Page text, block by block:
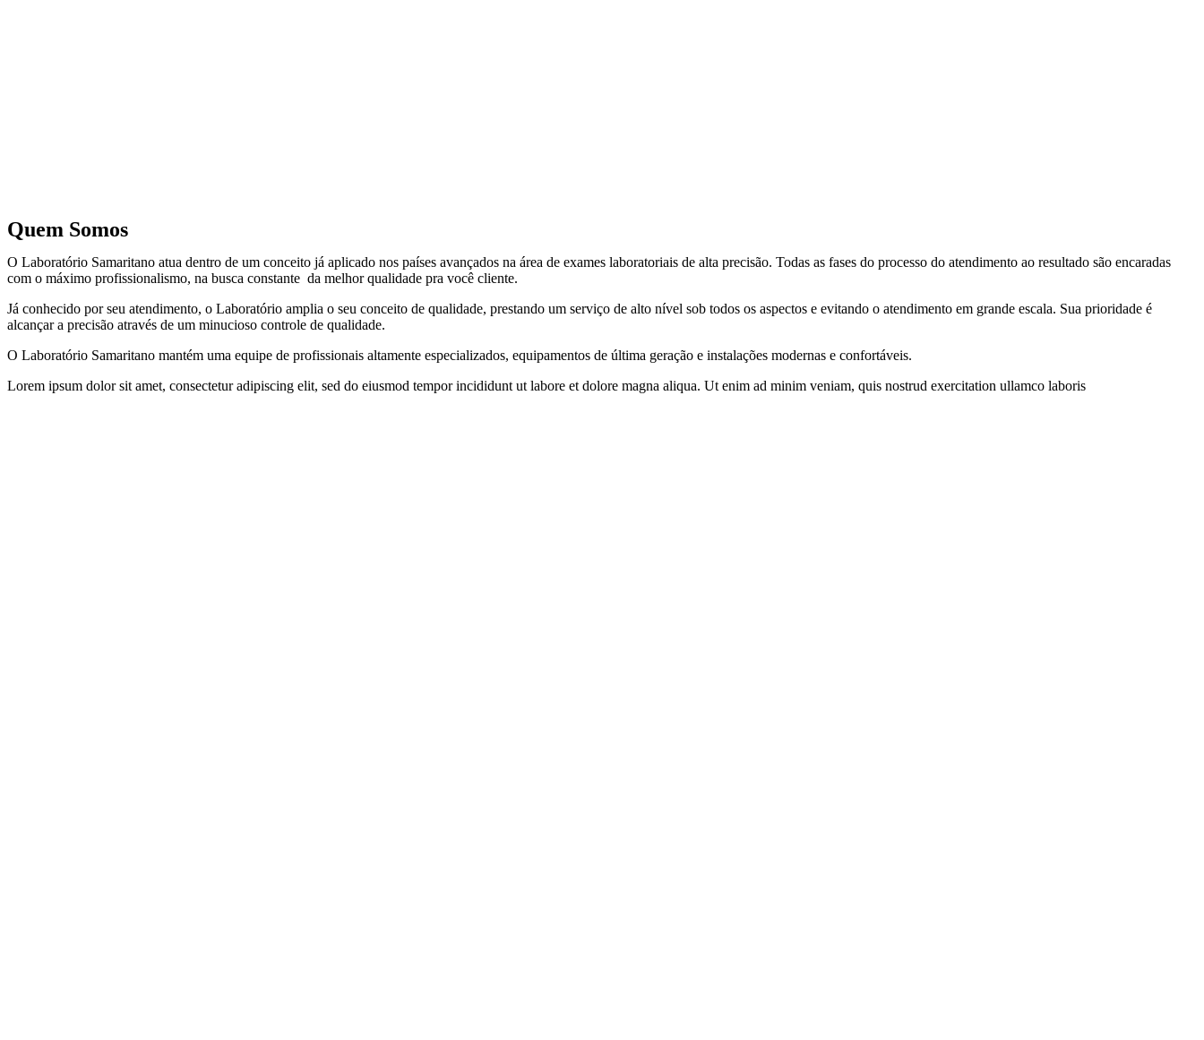
Quem Somos
O Laboratório Samaritano atua dentro de um conceito já aplicado nos países avançados na área de exames laboratoriais de alta precisão. Todas as fases do processo do atendimento ao resultado são encaradas
com o máximo profissionalismo, na busca constante da melhor qualidade pra você cliente.
Já conhecido por seu atendimento, o Laboratório amplia o seu conceito de qualidade, prestando um serviço de alto nível sob todos os aspectos e evitando o atendimento em grande escala. Sua prioridade é
alcançar a precisão através de um minucioso controle de qualidade.
O Laboratório Samaritano mantém uma equipe de profissionais altamente especializados, equipamentos de última geração e instalações modernas e confortáveis.
Lorem ipsum dolor sit amet, consectetur adipiscing elit, sed do eiusmod tempor incididunt ut labore et dolore magna aliqua. Ut enim ad minim veniam, quis nostrud exercitation ullamco laboris